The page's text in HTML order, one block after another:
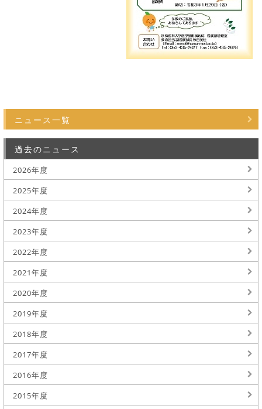
ニュース一覧
過去のニュース
2026年度
2025年度
2024年度
2023年度
2022年度
2021年度
2020年度
2019年度
2018年度
2017年度
2016年度
2015年度